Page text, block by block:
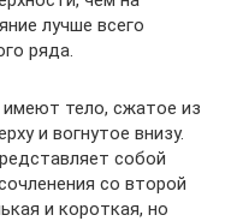
лучше всего
ряда.
тело, сжатое из
и вогнутое внизу.
собой
со второй
и короткая, но